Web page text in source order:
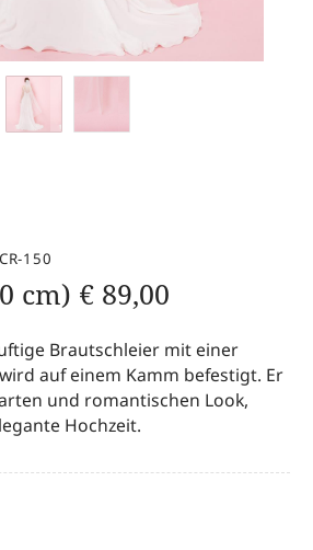
150
cm) € 89,00
Brautschleier mit einer
auf einem Kamm befestigt. Er
und romantischen Look,
Hochzeit.